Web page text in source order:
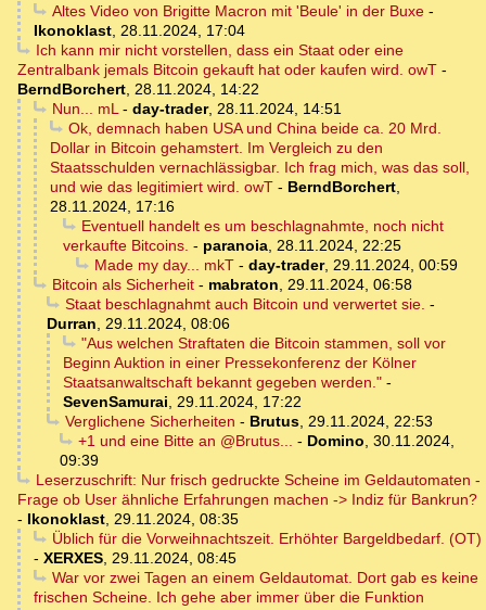
Altes Video von Brigitte Macron mit 'Beule' in der Buxe-
Ikonoklast, 28.11.2024, 17:04
Ich kann mir nicht vorstellen, dass ein Staat oder eine
Zentralbank jemals Bitcoin gekauft hat oder kaufen wird. owT -
BerndBorchert, 28.11.2024, 14:22
Nun... mL- day-trader, 28.11.2024, 14:51
Ok, demnach haben USA und China beide ca. 20 Mrd.
Dollar in Bitcoin gehamstert. Im Vergleich zu den
Staatsschulden vernachlässigbar. Ich frag mich, was das soll,
und wie das legitimiert wird. owT - BerndBorchert,
28.11.2024, 17:16
Eventuell handelt es um beschlagnahmte, noch nicht
verkaufte Bitcoins. - paranoia, 28.11.2024, 22:25
Made my day... mkT- day-trader, 29.11.2024, 00:59
Bitcoin als Sicherheit- mabraton, 29.11.2024, 06:58
Staat beschlagnahmt auch Bitcoin und verwertet sie. -
Durran, 29.11.2024, 08:06
"Aus welchen Straftaten die Bitcoin stammen, soll vor
Beginn Auktion in einer Pressekonferenz der Kölner
Staatsanwaltschaft bekannt gegeben werden." -
SevenSamurai, 29.11.2024, 17:22
Verglichene Sicherheiten - Brutus, 29.11.2024, 22:53
+1 und eine Bitte an @Brutus... - Domino, 30.11.2024,
09:39
Leserzuschrift: Nur frisch gedruckte Scheine im Geldautomaten -
Frage ob User ähnliche Erfahrungen machen -> Indiz für Bankrun?
- Ikonoklast, 29.11.2024, 08:35
Üblich für die Vorweihnachtszeit. Erhöhter Bargeldbedarf. (OT)
- XERXES, 29.11.2024, 08:45
War vor zwei Tagen an einem Geldautomat. Dort gab es keine
frischen Scheine. Ich gehe aber immer über die Funktion